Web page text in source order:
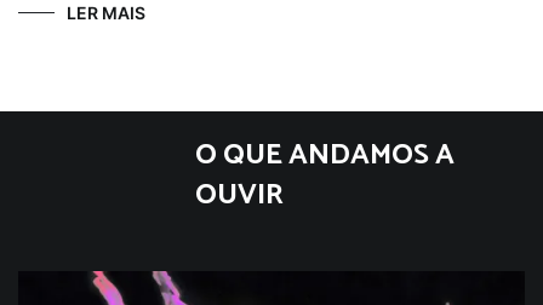
LER MAIS
O QUE ANDAMOS A
OUVIR